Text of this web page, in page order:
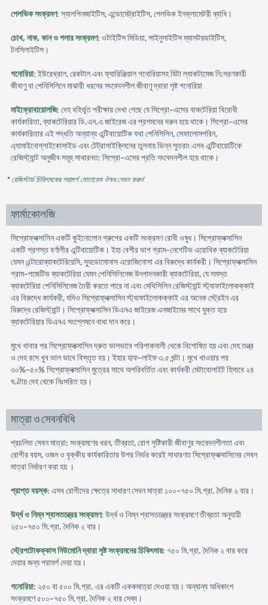
পেলভিক সংক্রমণ: স্যালপিনজাইটিস, এন্ডোমেট্রাইটিস, পেলভিক ইনফ্লামেটরী ব্যাধি।
চোখ, নাক, কান ও গলার সংক্রমণ: ওটাইটিস মিডিয়া, সাইনুসাইটিস ম্যাসটয়ডাইটিস,
টনসিলাইটিস।
গনোরিয়া: ইউরেথ্রাল, রেকটাল এবং ফ্যারিঞ্জিয়াল গনোরিয়াসহ বিটা ল্যাকটামেজ নি:সরণকারী
জীবাণু বা পেনিসিলিনে মাঝারী ধরনের সংবেদনশীল জীবাণু দ্বারা সৃষ্ট গনোরিয়া
মাইক্রোবায়োলজি: দেহ বহির্ভূত পরীক্ষায় দেখা গেছে যে সিপ্রো-এসের বাকটেরিয়া বিরোধী
কার্যকারিতা, ব্যাকটেরিয়ার ডি.এন.এ জাইরেজ এর প্রশমনের দরুন হয়ে থাকে। সিপ্রো-এসের
কার্যকারিতার এই পদ্ধতি অন্যান্য এন্টিবায়োটিক যথা পেনিসিলিন, সেফালোসপরিন,
এ্যামাইনোগ্লাইকোসাইড এবং টেট্রাসাইক্লিনের তুলনায় ভিন্ন সুতরাং এসব এন্টিবায়োটিকে
রেজিস্ট্যান্ট অনুজীব সমূহ সাধারনত: সিপ্রো-এসের প্রতি সংবেদনশীল হয়ে থাকে।
* রেজিস্টার্ড চিকিৎসকের পরামর্শ মোতাবেক ঔষধ সেবন করুন'
ফার্মাকোলজি
সিপ্রোফ্লক্সাসিন একটি কুইনোলোন গ্রুপের একটি সংক্রমণ রোধী ওষুধ। সিপ্রোফ্লক্সাসিন
একটি প্রশস্ত বর্ণালীর এন্টিবায়োটিক। ইহা বেশীর ভাগ গ্রাম-নেগেটিভ এরোবিক ব্যাকটেরিয়া
যেমন এন্টারোব্যাকটেরিয়েসি, স্যুডোমোনাস এরোজিনোসা এর বিরুদ্ধে কার্যকরী। সিপ্রোফ্লক্সাসিন
গ্রাম-পজেটিভ ব্যাকটেরিয়া যেমন পেনিসিলিনেজ উৎপাদনকারী ব্যাকটেরিয়া, যে সমস্ত
ব্যাকটেরিয়া পেনিসিলিনেজ তৈরী করতে পারে না এবং মেথিসিলিন রেজিস্ট্যান্ট স্ট্যাফাইলোকক্কাই
এর বিরুদ্ধে কার্যকরী, যদিও সিপ্রোফ্লক্সাসিন স্ট্যাফাইলোকক্কাই এর অনেক স্ট্রেইন এর
বিরুদ্ধে রেজিস্ট্যান্ট। সিপ্রোফ্লক্সাসিন ডিএনএ জাইরেজ এনজাইমের সাথে যুক্ত হয়ে
ব্যাকটেরিয়ার ডিএনএ সংশ্লেষনে বাধা দান করে।
মুখে খাবার পর সিপ্রোফ্লক্সাসিন দ্রুত ভালভাবে পরিপাকনালী থেকে বিশোষিত হয় এবং দেহ তন্ত্র
ও দেহ রসে খুব ভাল ভাবে বিস্তৃত হয়। ইহার হাফ-লাইফ ৩.৫ ঘন্টা। মুখে খাওয়ার পর
৩০%-৫০% সিপ্রোফ্লক্সাসিন মুত্রের সাথে অপরিবর্তিত এবং কার্যকরী মেটাবোলাইট হিসাবে ২৪
ঘণ্টায় দেহ থেকে নিঃসরিত হয়।
মাত্রা ও সেবনবিধি
প্রচলিত সেবন মাত্রা: সংক্রমণের ধরন, তীব্রতা, রোগ সৃষ্টিকারী জীবাণুর সংবেদনশীলতা এবং
রোগীর বয়স, ওজন ও বৃক্কীয় কার্যকারিতার উপর নির্ভর করেই সাধারণত সিপ্রোফ্লক্সাসিনের সেবন
মাত্রা নির্ধারণ করা হয় ।
প্রাপ্ত বয়স্ক: এসব রোগীদের ক্ষেত্রে সাধারণ সেবন মাত্রা ১০০-৭৫০ মি.গ্রা. দৈনিক ২ বার।
উর্দ্ধ ও নিম্ন শ্বাসতন্ত্রের সংক্রমণ: উর্দ্ধ ও নিম্ন শ্বাসতন্ত্রের সংক্রমণে তীব্রতা অনুযায়ী
২৫০-৭৫০ মি.গ্রা. দৈনিক ২ বার।
স্ট্রেপটোকক্কাস নিউমোনি দ্বারা সৃষ্ট সংক্রমনের চিকিৎসায়: ৭৫০ মি.গ্রা. দৈনিক ২ বার করে
দেয়ার জন্য পরামর্শ দেয়া হয়।
গনোরিয়া: ২৫০ বা ৫০০ মি.গ্রা. এর একটি এককমাত্রা দেওয়া হয়। অন্যান্য অধিকাংশ
সংক্রমণে ৫০০-৭৫০ মি.গ্রা. দৈনিক ২ বার সেব্য।